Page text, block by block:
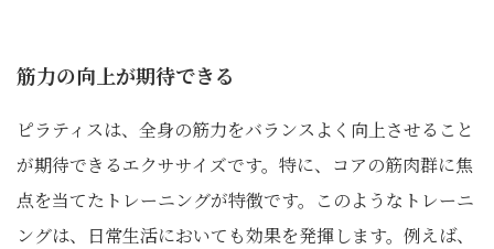
筋力の向上が期待できる
ピラティスは、全身の筋力をバランスよく向上させること
が期待できるエクササイズです。特に、コアの筋肉群に焦
点を当てたトレーニングが特徴です。このようなトレーニ
ングは、日常生活においても効果を発揮します。例えば、